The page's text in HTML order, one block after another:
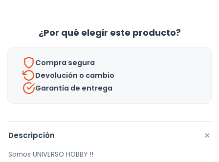
Destornillador
cantidad
¿Por qué elegir este producto?
Compra segura
Devolución o cambio
Garantía de entrega
Descripción +
Somos UNIVERSO HOBBY !!